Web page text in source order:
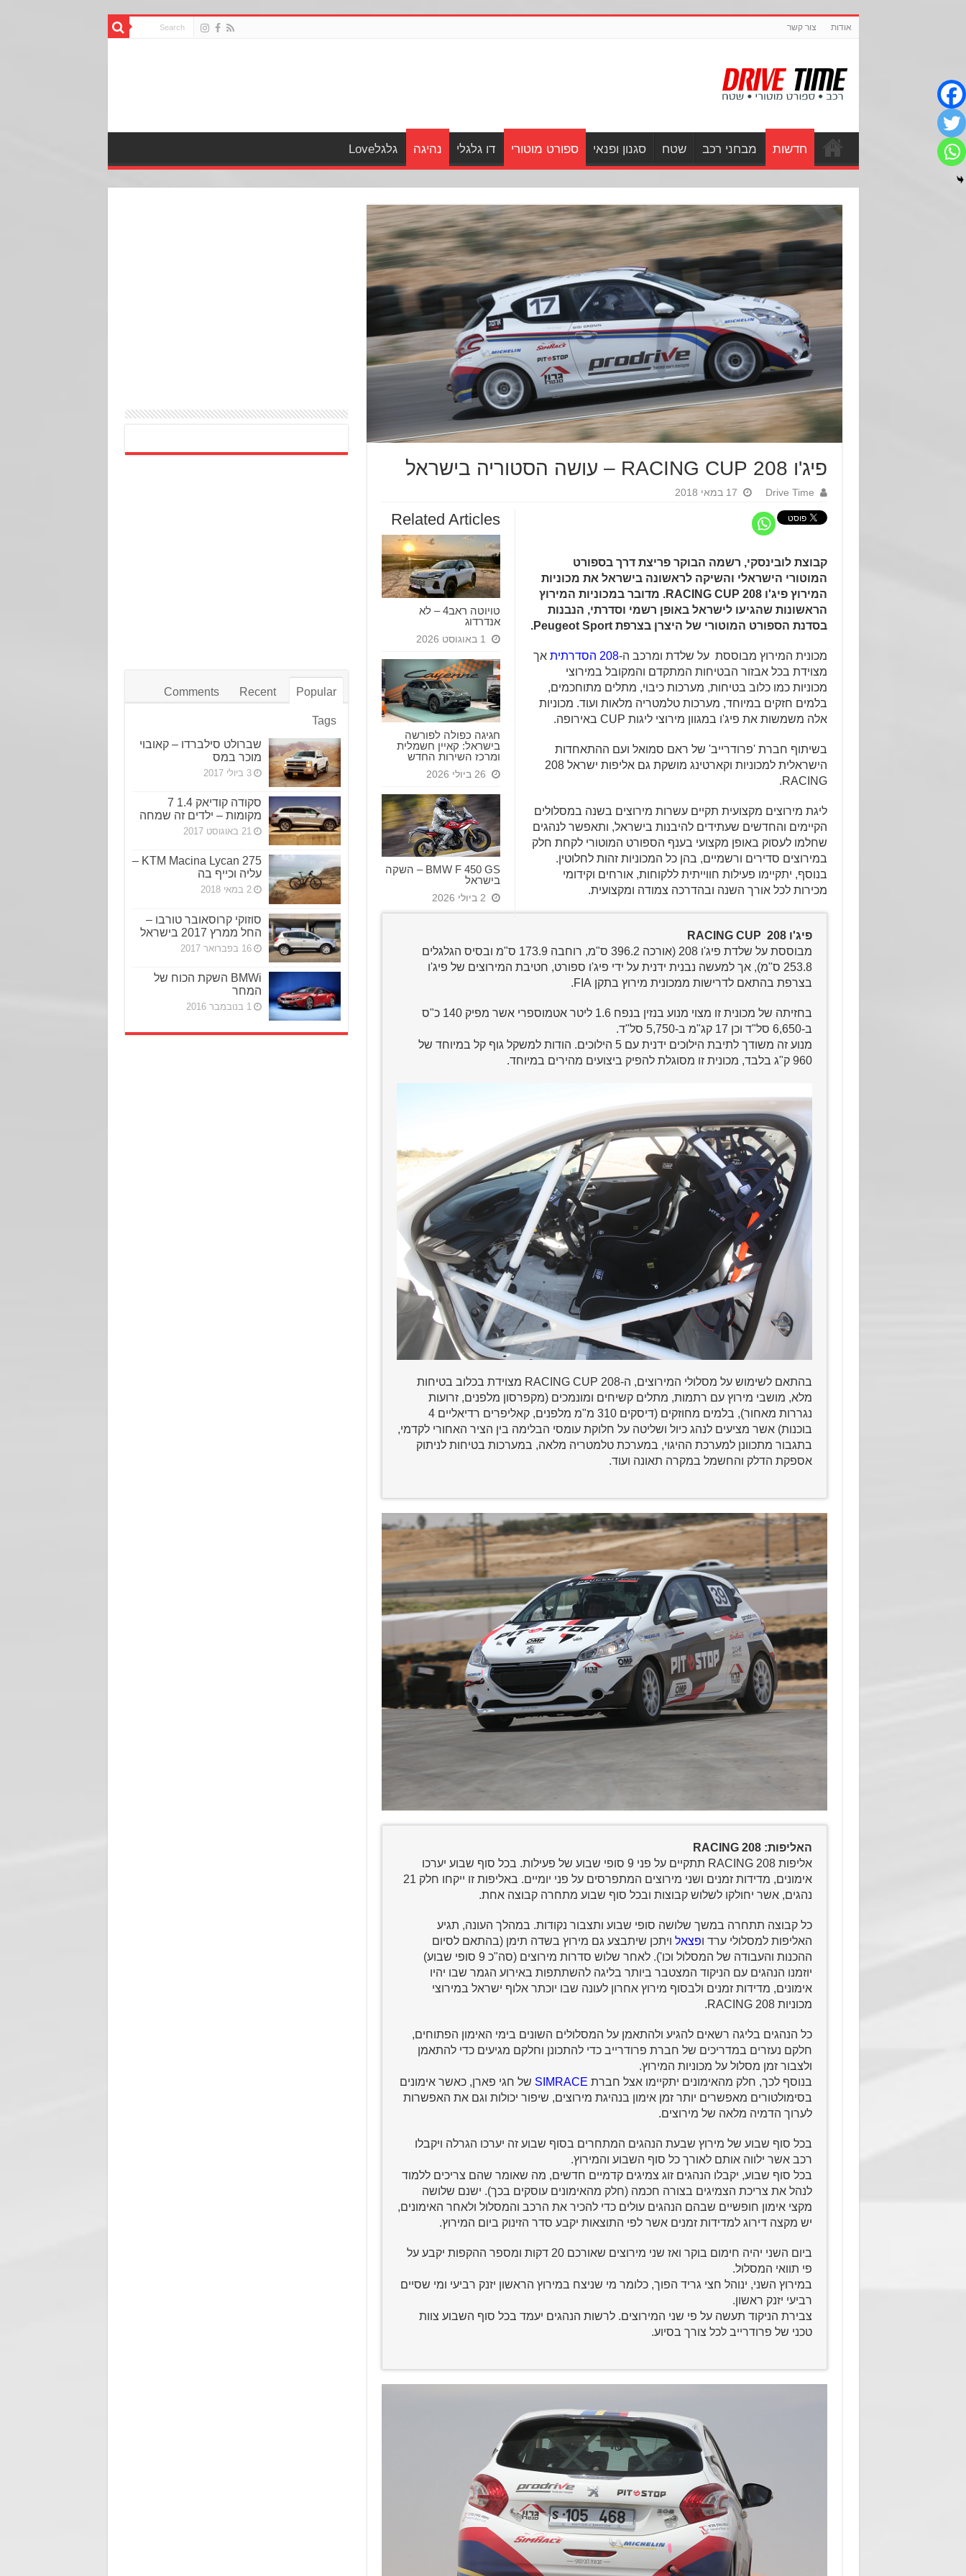
אודות צור קשר
חדשות מבחני רכב שטח סגנון ופנאי ספורט מוטורי דו גלגלי נהיגה גלגלLove
פיג'ו 208 RACING CUP – עושה הסטוריה בישראל
Drive Time 17 במאי 2018
Related Articles
טויוטה ראב4 – לא
אנדרדוג
1 באוגוסט 2026
חגיגה כפולה לפורשה
בישראל: קאיין חשמלית
ומרכז השירות החדש
26 ביולי 2026
BMW F 450 GS – השקה
בישראל
2 ביולי 2026
קבוצת לובינסקי, רשמה הבוקר פריצת דרך בספורט
המוטורי הישראלי והשיקה לראשונה בישראל את מכוניות
המירוץ פיג'ו 208 RACING CUP. מדובר במכוניות המירוץ
הראשונות שהגיעו לישראל באופן רשמי וסדרתי, הנבנות
בסדנת הספורט המוטורי של היצרן בצרפת Peugeot Sport.
מכונית המירוץ מבוססת על שלדת ומרכב ה-208 הסדרתית
אך
מצוידת בכל אבזור הבטיחות המתקדם והמקובל במירוצי
מכוניות כמו כלוב בטיחות, מערכות כיבוי, מתלים מתוחכמים,
בלמים חזקים במיוחד, מערכות טלמטריה מלאות ועוד. מכוניות
אלה משמשות את פיג'ו במגוון מירוצי ליגות CUP באירופה.
בשיתוף חברת 'פרודרייב' של ראם סמואל ועם ההתאחדות
הישראלית למכוניות וקארטינג מושקת גם אליפות ישראל 208
RACING.
ליגת מירוצים מקצועית תקיים עשרות מירוצים בשנה במסלולים
הקיימים והחדשים שעתידים להיבנות בישראל, ותאפשר לנהגים
שחלמו לעסוק באופן מקצועי בענף הספורט המוטורי לקחת חלק
במירוצים סדירים ורשמיים, בהן כל המכוניות זהות לחלוטין.
בנוסף, יתקיימו פעילות חווייתית ללקוחות, אורחים וקידומי
מכירות לכל אורך השנה ובהדרכה צמודה ומקצועית.
פיג'ו 208 RACING CUP
מבוססת על שלדת פיג'ו 208 (אורכה 396.2 ס"מ, רוחבה 173.9 ס"מ ובסיס הגלגלים
253.8 ס"מ), אך למעשה נבנית ידנית על ידי פיג'ו ספורט, חטיבת המירוצים של פיג'ו
בצרפת בהתאם לדרישות ממכונית מירוץ בתקן FIA.
בחזיתה של מכונית זו מצוי מנוע בנזין בנפח 1.6 ליטר אטמוספרי אשר מפיק 140 כ"ס
ב-6,650 סל"ד וכן 17 קג"מ ב-5,750 סל"ד.
מנוע זה משודך לתיבת הילוכים ידנית עם 5 הילוכים. הודות למשקל גוף קל במיוחד של
960 ק"ג בלבד, מכונית זו מסוגלת להפיק ביצועים מהירים במיוחד.
בהתאם לשימוש על מסלולי המירוצים, ה-208 RACING CUP מצוידת בכלוב בטיחות
מלא, מושבי מירוץ עם רתמות, מתלים קשיחים ומונמכים (מקפרסון מלפנים, זרועות
נגררות מאחור), בלמים מחוזקים (דיסקים 310 מ"מ מלפנים, קאליפרים רדיאליים 4
בוכנות) אשר מציעים לנהג כיול ושליטה על חלוקת עומסי הבלימה בין הציר האחורי לקדמי,
בתגבור מתכוונן למערכת ההיגוי, במערכת טלמטריה מלאה, במערכות בטיחות לניתוק
אספקת הדלק והחשמל במקרה תאונה ועוד.
האליפות: 208 RACING
אליפות 208 RACING תתקיים על פני 9 סופי שבוע של פעילות. בכל סוף שבוע יערכו
אימונים, מדידות זמנים ושני מירוצים המתפרסים על פני יומיים. באליפות זו ייקחו חלק 21
נהגים, אשר יחולקו לשלוש קבוצות ובכל סוף שבוע מתחרה קבוצה אחת.
כל קבוצה תתחרה במשך שלושה סופי שבוע ותצבור נקודות. במהלך העונה, תגיע
האליפות למסלולי ערד ופצאל ויתכן שיתבצע גם מירוץ בשדה תימן (בהתאם לסיום
ההכנות והעבודה של המסלול וכו'). לאחר שלוש סדרות מירוצים (סה"כ 9 סופי שבוע)
יוזמנו הנהגים עם הניקוד המצטבר ביותר בליגה להשתתפות באירוע הגמר שבו יהיו
אימונים, מדידות זמנים ולבסוף מירוץ אחרון לעונה שבו יוכתר אלוף ישראל במירוצי
מכוניות 208 RACING.
כל הנהגים בליגה רשאים להגיע ולהתאמן על המסלולים השונים בימי האימון הפתוחים,
חלקם נעזרים במדריכים של חברת פרודרייב כדי להתכונן וחלקם מגיעים כדי להתאמן
ולצבור זמן מסלול על מכוניות המירוץ.
בנוסף לכך, חלק מהאימונים יתקיימו אצל חברת SIMRACE של חגי פארן, כאשר אימונים
בסימולטורים מאפשרים יותר זמן אימון בנהיגת מירוצים, שיפור יכולות וגם את האפשרות
לערוך הדמיה מלאה של מירוצים.
בכל סוף שבוע של מירוץ שבעת הנהגים המתחרים בסוף שבוע זה יערכו הגרלה ויקבלו
רכב אשר ילווה אותם לאורך כל סוף השבוע והמירוץ.
בכל סוף שבוע, יקבלו הנהגים זוג צמיגים קדמיים חדשים, מה שאומר שהם צריכים ללמוד
לנהל את צריכת הצמיגים בצורה חכמה (חלק מהאימונים עוסקים בכך). ישנם שלושה
מקצי אימון חופשיים שבהם הנהגים עולים כדי להכיר את הרכב והמסלול ולאחר האימונים,
יש מקצה דירוג למדידות זמנים אשר לפי התוצאות יקבע סדר הזינוק ביום המירוץ.
ביום השני יהיה חימום בוקר ואז שני מירוצים שאורכם 20 דקות ומספר ההקפות יקבע על
פי תוואי המסלול.
במירוץ השני, ינוהל חצי גריד הפוך, כלומר מי שניצח במירוץ הראשון יזנק רביעי ומי שסיים
רביעי יזנק ראשון.
צבירת הניקוד תעשה על פי שני המירוצים. לרשות הנהגים יעמד בכל סוף השבוע צוות
טכני של פרודרייב לכל צורך בסיוע.
Popular
Recent
Comments
Tags
שברולט סילברדו – קאובוי
מוכר במס
3 ביולי 2017
סקודה קודיאק 1.4 7
מקומות – ילדים זה שמחה
21 באוגוסט 2017
KTM Macina Lycan 275 –
עליה וכייף בה
2 במאי 2018
סוזוקי קרוסאובר טורבו –
החל ממרץ 2017 בישראל
16 בפברואר 2017
BMWi השקת הכוח של
המחר
1 בנובמבר 2016